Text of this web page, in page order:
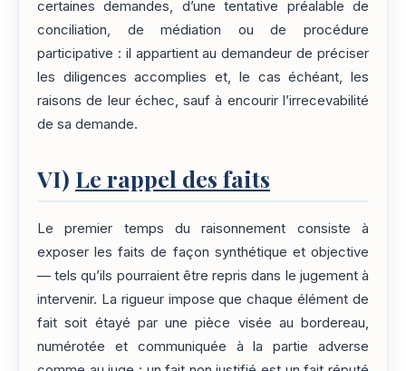
certaines demandes, d’une tentative préalable de
conciliation, de médiation ou de procédure
participative : il appartient au demandeur de préciser
les diligences accomplies et, le cas échéant, les
raisons de leur échec, sauf à encourir l’irrecevabilité
de sa demande.
VI) Le rappel des faits
Le premier temps du raisonnement consiste à
exposer les faits de façon synthétique et objective
— tels qu’ils pourraient être repris dans le jugement à
intervenir. La rigueur impose que chaque élément de
fait soit étayé par une pièce visée au bordereau,
numérotée et communiquée à la partie adverse